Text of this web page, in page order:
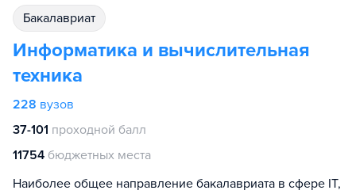
бакалавриат
Информатика и вычислительная
техника
228 вузов
37-101 проходной балл
11754 бюджетных места
Наиболее общее направление бакалавриата в сфере IT,